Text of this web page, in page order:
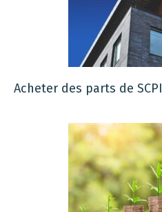
Acheter des parts de SCPI